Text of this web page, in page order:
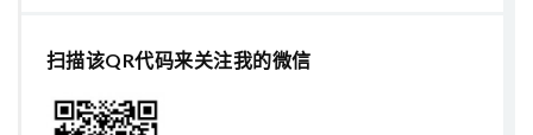
扫描该QR代码来关注我的微信